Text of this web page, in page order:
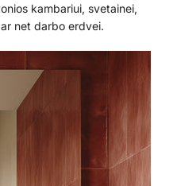
kambariui, svetainei,
net darbo erdvei.